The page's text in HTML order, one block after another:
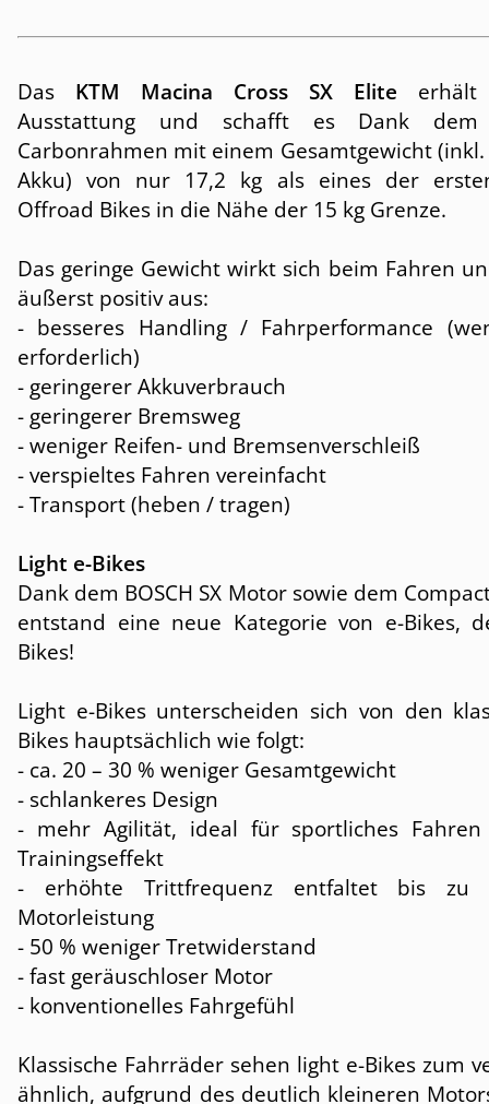
Das KTM Macina Cross SX Elite
Ausstattung und schafft es Dank dem
Carbonrahmen mit einem Gesamtgewicht
Akku) von nur 17,2 kg als eines der
Offroad Bikes in die Nähe der 15 kg Grenze.
Das geringe Gewicht wirkt sich beim Fahren
äußerst positiv aus:
- besseres Handling / Fahrperformance
erforderlich)
- geringerer Akkuverbrauch
- geringerer Bremsweg
- weniger Reifen- und Bremsenverschleiß
- verspieltes Fahren vereinfacht
- Transport (heben / tragen)
Light e-Bikes
Dank dem BOSCH SX Motor sowie dem
entstand eine neue Kategorie von e-Bikes,
Bikes!
Light e-Bikes unterscheiden sich von den
Bikes hauptsächlich wie folgt:
- ca. 20 – 30 % weniger Gesamtgewicht
- schlankeres Design
- mehr Agilität, ideal für sportliches
Trainingseffekt
- erhöhte Trittfrequenz entfaltet bis zu
Motorleistung
- 50 % weniger Tretwiderstand
- fast geräuschloser Motor
- konventionelles Fahrgefühl
Klassische Fahrräder sehen light e-Bikes zum
ähnlich, aufgrund des deutlich kleineren